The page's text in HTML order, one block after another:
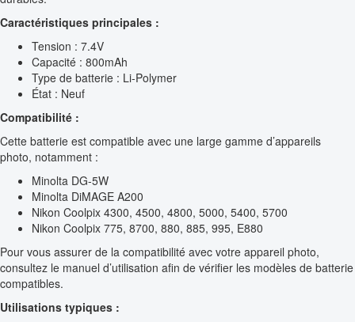
Caractéristiques principales :
Tension : 7.4V
Capacité : 800mAh
Type de batterie : Li-Polymer
État : Neuf
Compatibilité :
Cette batterie est compatible avec une large gamme d’appareils
photo, notamment :
Minolta DG-5W
Minolta DiMAGE A200
Nikon Coolpix 4300, 4500, 4800, 5000, 5400, 5700
Nikon Coolpix 775, 8700, 880, 885, 995, E880
Pour vous assurer de la compatibilité avec votre appareil photo,
consultez le manuel d’utilisation afin de vérifier les modèles de batterie
compatibles.
Utilisations typiques :